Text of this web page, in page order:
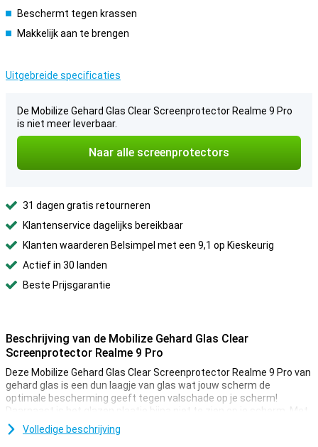
Beschermt tegen krassen
Makkelijk aan te brengen
Uitgebreide specificaties
De Mobilize Gehard Glas Clear Screenprotector Realme 9 Pro
is niet meer leverbaar.
Naar alle screenprotectors
31 dagen gratis retourneren
Klantenservice dagelijks bereikbaar
Klanten waarderen Belsimpel met een 9,1 op Kieskeurig
Actief in 30 landen
Beste Prijsgarantie
Beschrijving van de Mobilize Gehard Glas Clear
Screenprotector Realme 9 Pro
Deze Mobilize Gehard Glas Clear Screenprotector Realme 9 Pro van
gehard glas is een dun laagje van glas wat jouw scherm de
optimale bescherming geeft tegen valschade op je scherm!
Daarnaast is het glazen plaatje bijna niet te zien op je scherm. Met
deze doorzichtige beschermlaag van je telefoon blijf je het
touchscreen van je Realme 9 Pro als vanouds gebruiken. Je ziet
Volledige beschrijving